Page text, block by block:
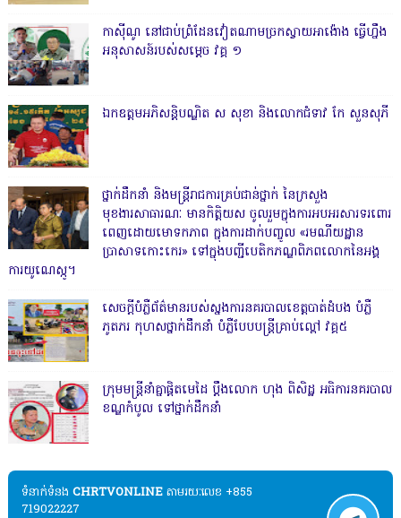
កាសុីណូ នៅជាប់ព្រំដែនវៀតណាមច្រកស្វាយអាង៉ោង ធ្វើហ្នឹង
អនុសាសន៍របស់សម្ដេច វគ្គ ១
ឯកឧត្តមអភិសន្តិបណ្ឌិត ស សុខា និងលោកជំទាវ កែ សួនសុភី
ថ្នាក់ដឹកនាំ និងមន្ត្រីរាជការគ្រប់ជាន់ថ្នាក់ នៃក្រសួង
មុខងារសាធារណៈ មានកិត្តិយស ចូលរួមក្នុងការអបអរសារទរពោរ
ពេញដោយមោទកភាព ក្នុងការដាក់បញ្ចូល «រមណីយដ្ឋាន
ប្រាសាទកោះកេរ» ទៅក្នុងបញ្ជីបេតិកភណ្ឌពិភពលោកនៃអង្គ
ការយូណេស្កូ។
សេចក្តីបំភ្លឺព័ត៌មានរបស់ស្នងការនគរបាលខេត្តបាត់ដំបង បំភ្លឺ
ភូតភរ កុហសថ្នាក់ដឹកនាំ បំភ្លឺបែបបន្ត្រីគ្រាប់ល្ពៅ វគ្គ៥
ក្រុមមន្ត្រីនាំគ្នាផ្ដិតមេដៃ ប្ដឹងលោក ហុង ពិសិដ្ឋ អធិការនគរបាល
ខណ្ឌកំបូល ទៅថ្នាក់ដឹកនាំ
ទំនាក់ទំនង​​ CHRTVONLINE តាមរយៈលេខ +855
719022227